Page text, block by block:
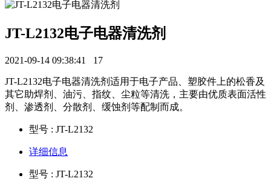
JT-L2132电子电器清洗剂
2021-09-14 09:38:41 17
JT-L2132电子电器清洗剂适用于电子产品、塑胶件上的松香及
其它助焊剂、油污、指纹、尘粒等清洗，主要由优质表面活性
剂、渗透剂、分散剂、缓蚀剂等配制而成。
型号 : JT-L2132
详细信息
型号 : JT-L2132